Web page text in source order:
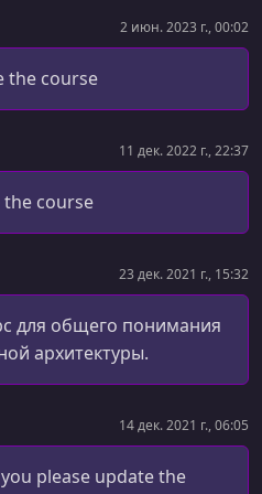
00:14:13
00:05:12
2 июн. 2023 г., 00:02
the course
11 дек. 2022 г., 22:37
the course
23 дек. 2021 г., 15:32
для общего понимания
архитектуры.
14 дек. 2021 г., 06:05
please update the